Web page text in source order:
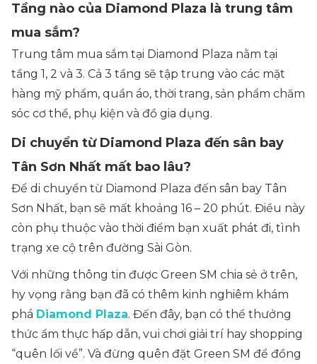
Tầng nào của Diamond Plaza là trung tâm
mua sắm?
Trung tâm mua sắm tại Diamond Plaza nằm tại
tầng 1, 2 và 3. Cả 3 tầng sẽ tập trung vào các mặt
hàng mỹ phẩm, quần áo, thời trang, sản phẩm chăm
sóc cơ thể, phụ kiện và đồ gia dụng.
Di chuyển từ Diamond Plaza đến sân bay
Tân Sơn Nhất mất bao lâu?
Để di chuyển từ Diamond Plaza đến sân bay Tân
Sơn Nhất, bạn sẽ mất khoảng 16 – 20 phút. Điều này
còn phụ thuộc vào thời điểm bạn xuất phát đi, tình
trạng xe cộ trên đường Sài Gòn.
Với những thông tin được Green SM chia sẻ ở trên,
hy vọng rằng bạn đã có thêm kinh nghiêm khám
phá Diamond Plaza. Đến đây, bạn có thể thưởng
thức ẩm thực hấp dẫn, vui chơi giải trí hay shopping
“quên lối về”. Và đừng quên đặt Green SM để đồng